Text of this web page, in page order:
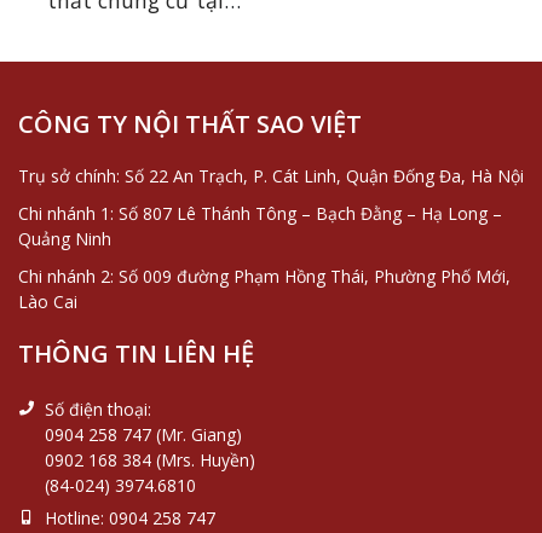
CÔNG TY NỘI THẤT SAO VIỆT
Trụ sở chính: Số 22 An Trạch, P. Cát Linh, Quận Đống Đa, Hà Nội
Chi nhánh 1: Số 807 Lê Thánh Tông – Bạch Đằng – Hạ Long –
Quảng Ninh
Chi nhánh 2: Số 009 đường Phạm Hồng Thái, Phường Phố Mới,
Lào Cai
THÔNG TIN LIÊN HỆ
Số điện thoại:
0904 258 747 (Mr. Giang)
0902 168 384 (Mrs. Huyền)
(84-024) 3974.6810
Hotline: 0904 258 747